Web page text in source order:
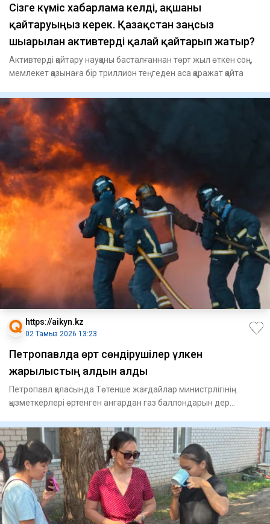
Сізге күміс хабарлама келді, ақшаны
қайтаруыңыз керек. Қазақстан заңсыз
шығарылған активтерді қалай қайтарып жатыр?
Активтерді қайтару науқаны басталғаннан төрт жыл өткен соң,
мемлекет қазынаға бір триллион теңгеден аса қаражат қайта
https://aikyn.kz
02 Тамыз 2026 13:23
Петропавлда өрт сөндірушілер үлкен
жарылыстың алдын алды
Петропавл қаласында Төтенше жағдайлар министрлігінің
қызметкерлері өртенген ангардан газ баллондарын дер